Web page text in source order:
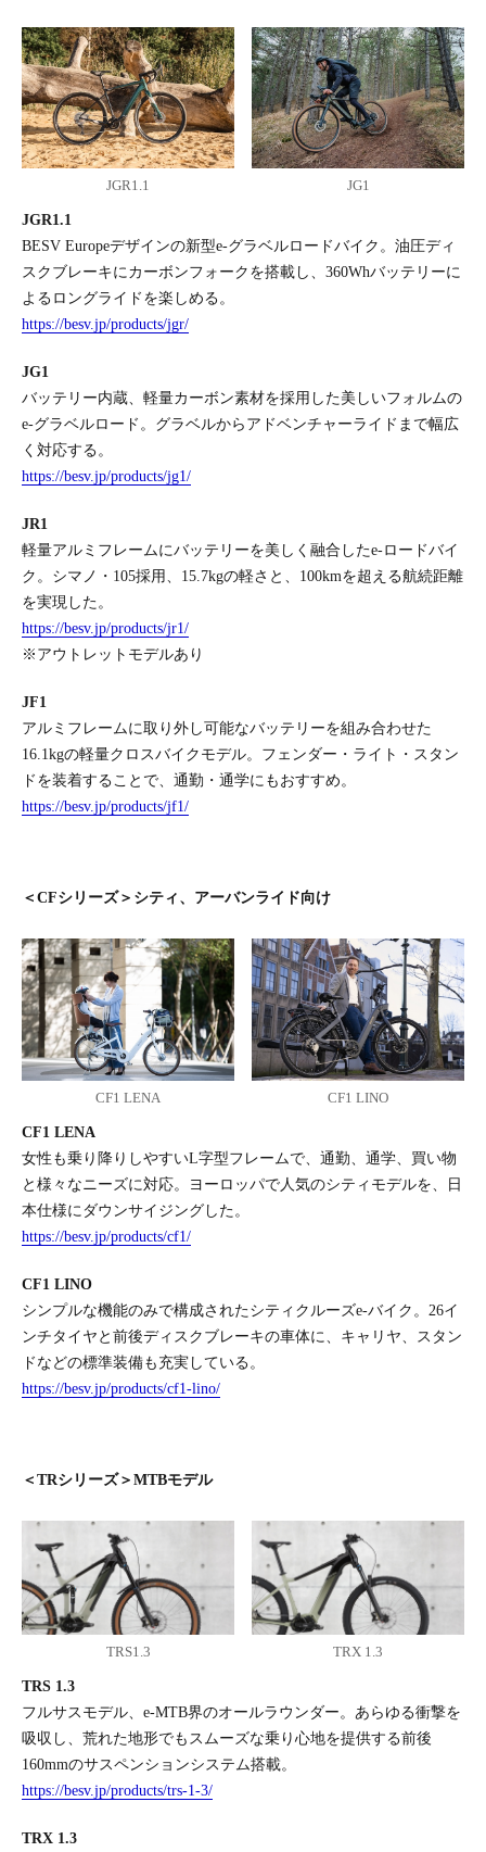
JGR1.1 JG1
JGR1.1
BESV Europeデザインの新型e-グラベルロードバイク。油圧ディ
スクブレーキにカーボンフォークを搭載し、360Whバッテリーに
よるロングライドを楽しめる。
https://besv.jp/products/jgr/
JG1
バッテリー内蔵、軽量カーボン素材を採用した美しいフォルムの
e-グラベルロード。グラベルからアドベンチャーライドまで幅広
く対応する。
https://besv.jp/products/jg1/
JR1
軽量アルミフレームにバッテリーを美しく融合したe-ロードバイ
ク。シマノ・105採用、15.7kgの軽さと、100kmを超える航続距離
を実現した。
https://besv.jp/products/jr1/
※アウトレットモデルあり
JF1
アルミフレームに取り外し可能なバッテリーを組み合わせた
16.1kgの軽量クロスバイクモデル。フェンダー・ライト・スタン
ドを装着することで、通勤・通学にもおすすめ。
https://besv.jp/products/jf1/
＜CFシリーズ＞シティ、アーバンライド向け
CF1 LENA CF1 LINO
CF1 LENA
女性も乗り降りしやすいL字型フレームで、通勤、通学、買い物
と様々なニーズに対応。ヨーロッパで人気のシティモデルを、日
本仕様にダウンサイジングした。
https://besv.jp/products/cf1/
CF1 LINO
シンプルな機能のみで構成されたシティクルーズe-バイク。26イ
ンチタイヤと前後ディスクブレーキの車体に、キャリヤ、スタン
ドなどの標準装備も充実している。
https://besv.jp/products/cf1-lino/
＜TRシリーズ＞MTBモデル
TRS1.3 TRX 1.3
TRS 1.3
フルサスモデル、e-MTB界のオールラウンダー。あらゆる衝撃を
吸収し、荒れた地形でもスムーズな乗り心地を提供する前後
160mmのサスペンションシステム搭載。
https://besv.jp/products/trs-1-3/
TRX 1.3